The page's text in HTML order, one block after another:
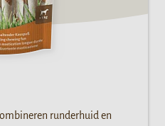
runderhuid en